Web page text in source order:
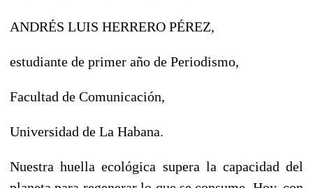
ANDRÉS LUIS HERRERO PÉREZ,
estudiante de primer año de Periodismo,
Facultad de Comunicación,
Universidad de La Habana.
Nuestra huella ecológica supera la capacidad del